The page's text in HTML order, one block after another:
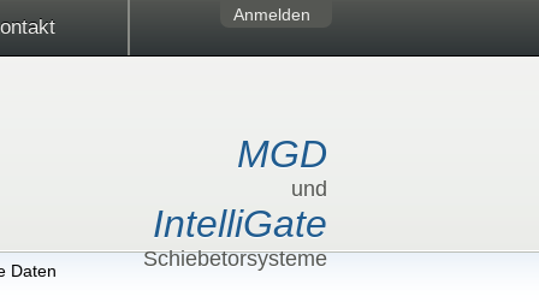
Anmelden
MGD
und
IntelliGate
Schiebetorsysteme
Daten